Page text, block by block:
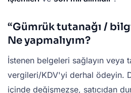
“Gümrük tutanağı /
Ne yapmalıyım?
İstenen belgeleri sağlayın veya
vergileri/KDV'yi derhal ödeyin.
içinde değişmezse, satıcıdan